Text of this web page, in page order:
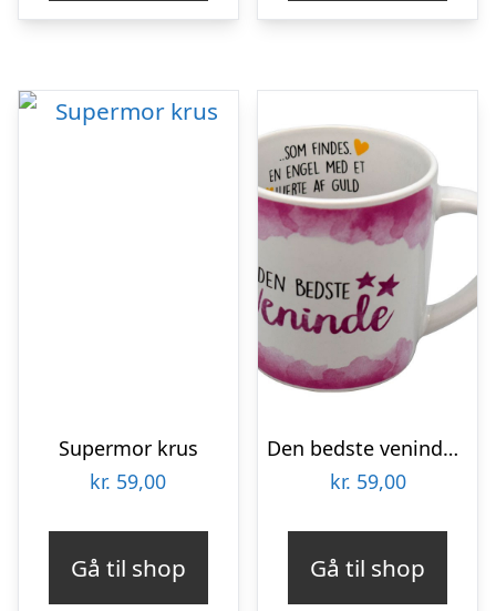
kr. 599,00.kr. 248,00.
Supermor krus
kr. 59,00
Gå til shop
Den bedste veninde krus
kr. 59,00
Gå til shop